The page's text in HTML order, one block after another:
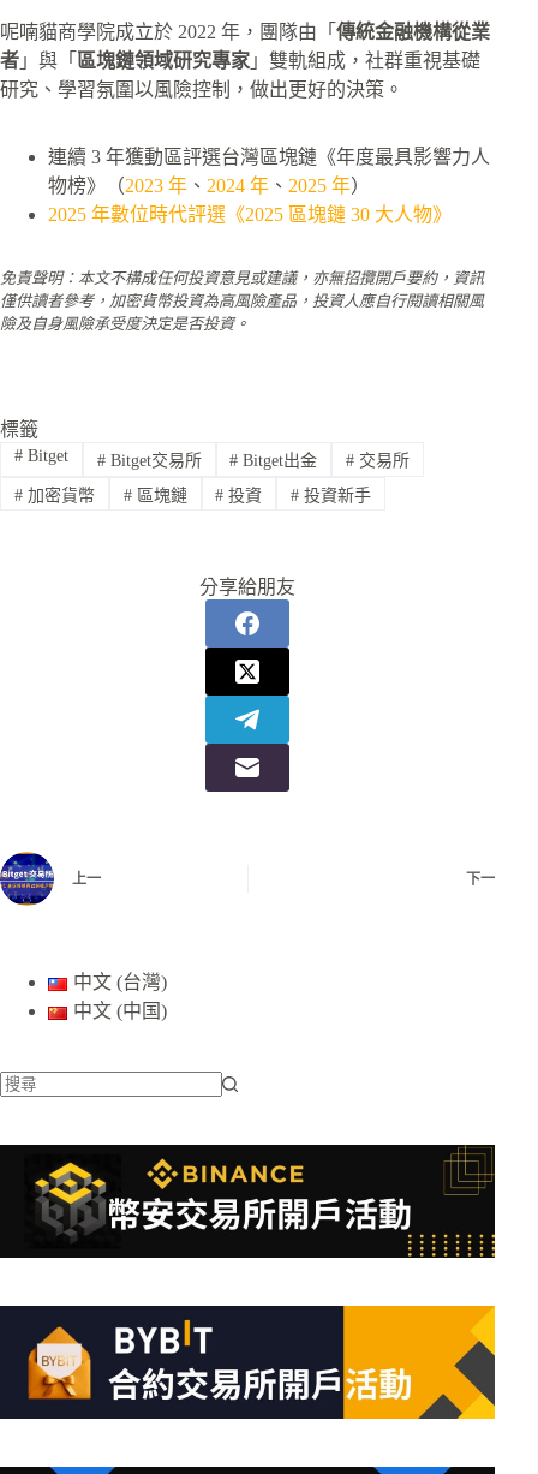
呢喃貓商學院成立於 2022 年，團隊由「 傳統金融機構從業
者 」與「 區塊鏈領域研究專家 」雙軌組成，社群重視基礎
研究、學習氛圍以風險控制，做出更好的決策。
連續 3 年獲動區評選台灣區塊鏈《年度最具影響力人
物榜》（2023 年 、 2024 年 、 2025 年）
2025 年數位時代評選《2025 區塊鏈 30 大人物》
免責聲明：本文不構成任何投資意見或建議，亦無招攬開戶要約，資訊
僅供讀者參考，加密貨幣投資為高風險產品，投資人應自行閱讀相關風
險及自身風險承受度決定是否投資。
標籤
#Bitget #Bitget交易所 # Bitget出金 # 交易所
#加密貨幣 #區塊鏈 # 投資 # 投資新手
分享給朋友
上一 下一
中文 (台灣)
中文 (中国)
不
條